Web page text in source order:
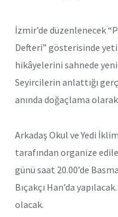
İzmir’de düzenlenecek
Defteri” gösterisinde
hikâyelerini sahnede
Seyircilerin anlattığı
anında doğaçlama
Arkadaş Okul ve Yedi
tarafından organize
günü saat 20.00’de
Bıçakçı Han’da
olacak.